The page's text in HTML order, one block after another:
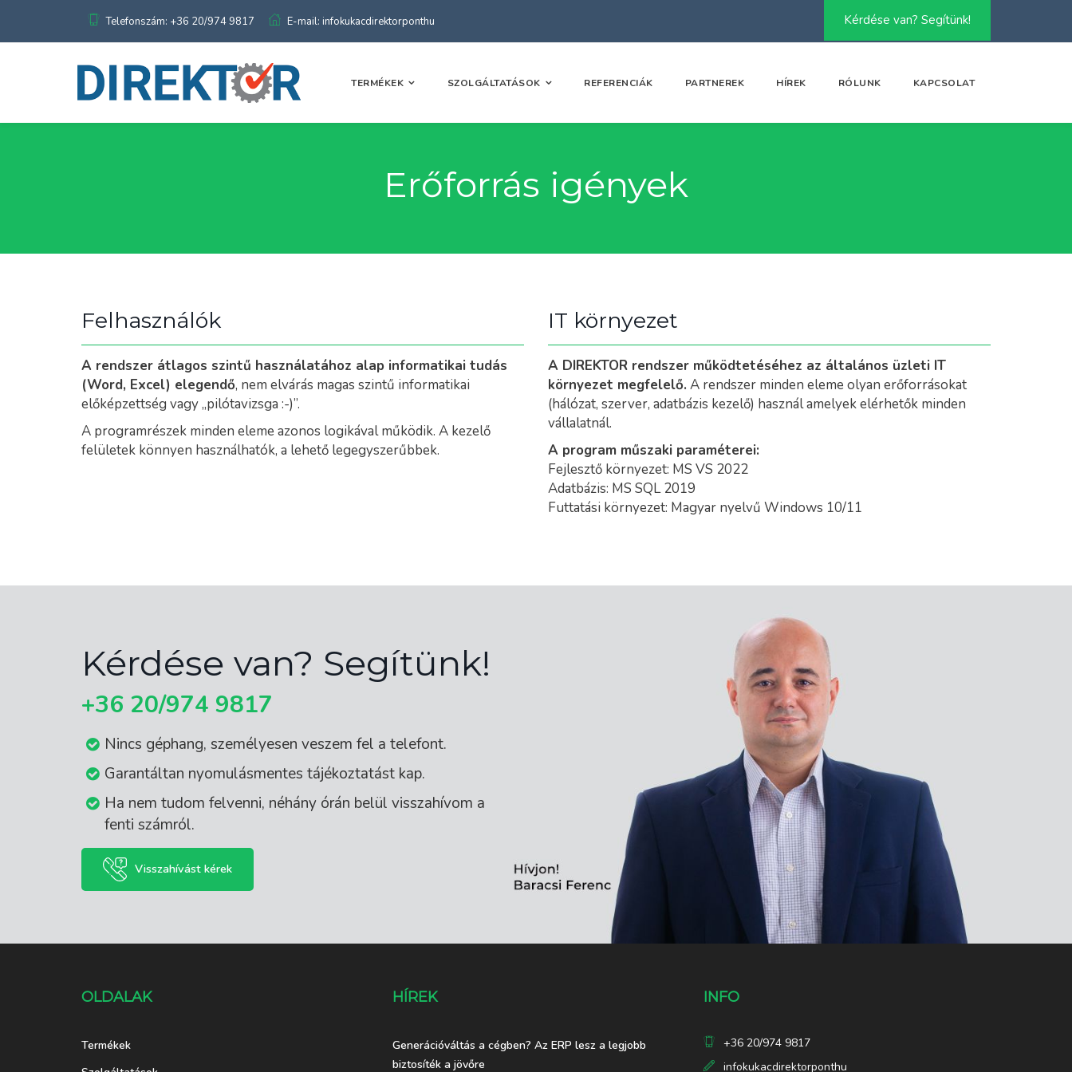
Telefonszám: +36 20/974 9817 E-mail: infokukacdirektorponthu Kérdése van? Segítünk!
TERMÉKEK SZOLGÁLTATÁSOK REFERENCIÁK PARTNEREK HÍREK RÓLUNK KAPCSOLAT
Erőforrás igények
Felhasználók
A rendszer átlagos szintű használatához alap informatikai tudás
(Word, Excel) elegendő, nem elvárás magas szintű informatikai
előképzettség vagy „pilótavizsga :-)”.
A programrészek minden eleme azonos logikával működik. A kezelő
felületek könnyen használhatók, a lehető legegyszerűbbek.
IT környezet
A DIREKTOR rendszer működtetéséhez az általános üzleti IT
környezet megfelelő. A rendszer minden eleme olyan erőforrásokat
(hálózat, szerver, adatbázis kezelő) használ amelyek elérhetők minden
vállalatnál.
A program műszaki paraméterei:
Fejlesztő környezet: MS VS 2022
Adatbázis: MS SQL 2019
Futtatási környezet: Magyar nyelvű Windows 10/11
Kérdése van? Segítünk!
+36 20/974 9817
Nincs géphang, személyesen veszem fel a telefont.
Garantáltan nyomulásmentes tájékoztatást kap.
Ha nem tudom felvenni, néhány órán belül visszahívom a
fenti számról.
Visszahívást kérek
OLDALAK
Termékek
HÍREK
Generációváltás a cégben? Az ERP lesz a legjobb
biztosíték a jövőre
INFO
+36 20/974 9817
infokukacdirektorponthu